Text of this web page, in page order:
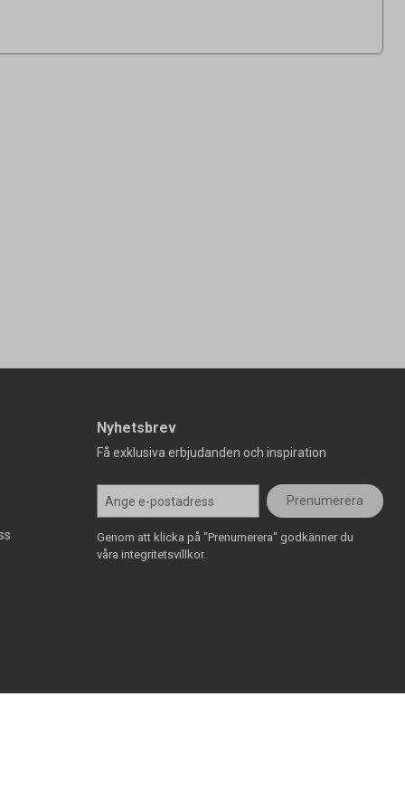
Nyhetsbrev
Få exklusiva erbjudanden och inspiration
Prenumerera
Genom att klicka på "Prenumerera" godkänner du
våra integritetsvillkor.